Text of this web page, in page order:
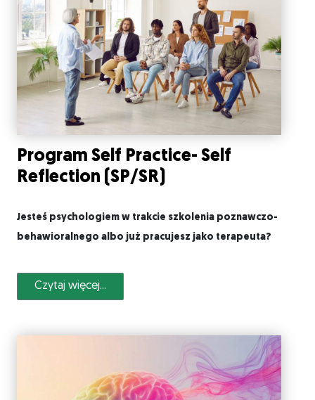
Program Self Practice- Self
Reflection (SP/SR)
Jesteś psychologiem w trakcie szkolenia poznawczo-
behawioralnego albo już pracujesz jako terapeuta?
Czytaj więcej...